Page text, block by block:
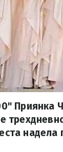
Приянка
надела